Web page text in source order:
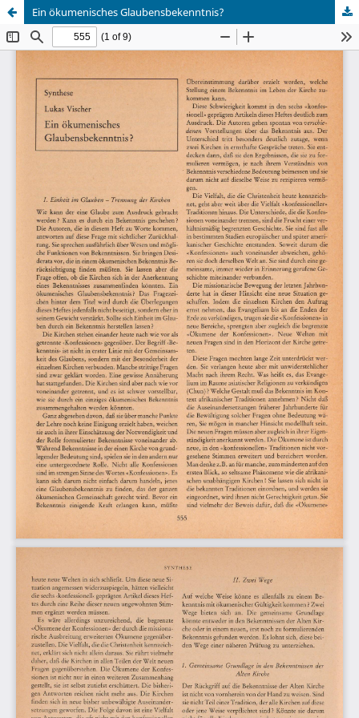
Ein ökumenisches Glaubensbekenntnis?